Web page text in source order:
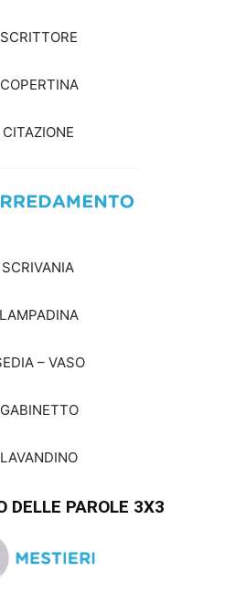
SCRIVANIA
– VASO
DELLE PAROLE 3X3